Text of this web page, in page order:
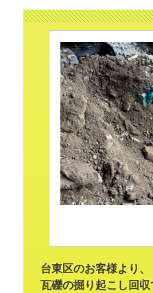
台東区のお客様より、
瓦礫の掘り起こし回